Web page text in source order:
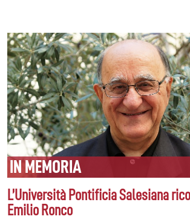
IN MEMORIA
L’Università Pontificia Salesiana
Emilio Ronco